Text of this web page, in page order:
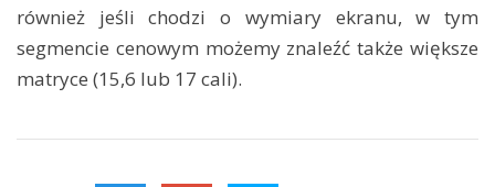
również jeśli chodzi o wymiary ekranu, w tym
segmencie cenowym możemy znaleźć także większe
matryce (15,6 lub 17 cali).